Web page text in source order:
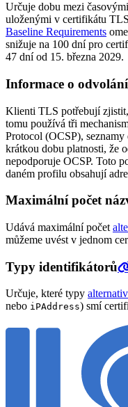
Určuje dobu mezi
uloženými v certifikátu
Baseline Requirements
snižuje na 100 dní pro
47 dní od 15. března 2029.
Informace o odvolání
Klienti TLS potřebují
tomu používá tři
Protocol (OCSP),
krátkou dobu platnosti, že
nepodporuje OCSP. Toto
daném profilu obsahují
Maximální počet
Udává maximální počet
můžeme uvést v jednom
Typy identifikátorů
Určuje, které typy
nebo iPAddress) smí